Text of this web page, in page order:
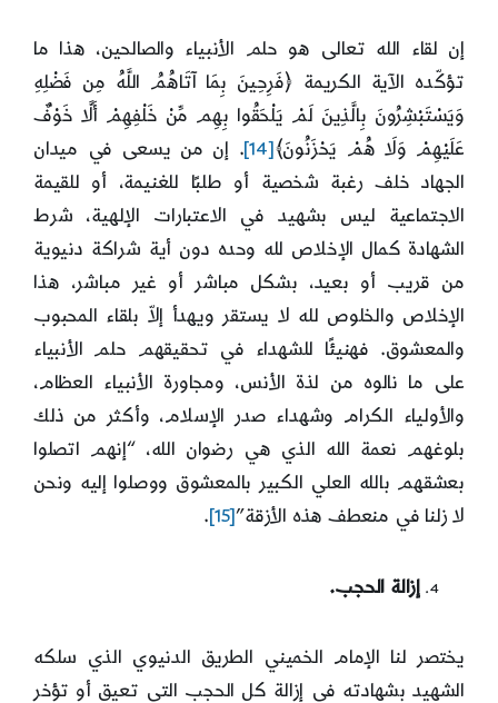
إن لقاء الله تعالى هو حلم الأنبياء والصالحين، هذا ما
تؤكّده الآية الكريمة ﴿فَرِحِينَ بِمَا آتَاهُمُ اللَّهُ مِن فَضْلِهِ
وَيَسْتَبْشِرُونَ بِالَّذِينَ لَمْ يَلْحَقُوا بِهِم مِّنْ خَلْفِهِمْ أَلَّا خَوْفٌ
عَلَيْهِمْ وَلَا هُمْ يَحْزَنُونَ﴾ [14]
. إن من يسعى في ميدان
الجهاد خلف رغبة شخصية أو طلبًا للغنيمة، أو للقيمة
الاجتماعية ليس بشهيد في الاعتبارات الإلهية، شرط
الشهادة كمال الإخلاص لله وحده دون أية شراكة دنيوية
من قريب أو بعيد، بشكل مباشر أو غير مباشر، هذا
الإخلاص والخلوص لله لا يستقر ويهدأ إلاّ بلقاء المحبوب
والمعشوق. فهنيئًا للشهداء في تحقيقهم حلم الأنبياء
على ما نالوه من لذة الأنس، ومجاورة الأنبياء العظام،
والأولياء الكرام وشهداء صدر الإسلام، وأكثر من ذلك
بلوغهم نعمة الله الذي هي رضوان الله، “إنهم اتصلوا
بعشقهم بالله العلي الكبير بالمعشوق ووصلوا إليه ونحن
لا زلنا في منعطف هذه الأزقة”[15]
.
إزالة الحجب.
يختصر لنا الإمام الخميني الطريق الدنيوي الذي سلكه
الشهيد بشهادته في إزالة كل الحجب التي تعيق أو تؤخر